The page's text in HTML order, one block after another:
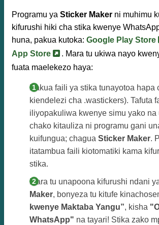
Programu ya Sticker Maker ni muhimu
kifurushi hiki cha stika kwenye
huna, pakua kutoka: Google Play Store
App Store
. Mara tu ukiwa nayo
fuata maelekezo haya:
Pakua faili ya stika tunayotoa hapa
kiendelezi cha .wastickers). Tafuta
iliyopakuliwa kwenye simu yako na
chako kitauliza ni programu gani
kuifungua; chagua Sticker Maker.
itatambua faili kiotomatiki kama
stika.
Mara tu unapoona kifurushi ndani
Maker, bonyeza tu kitufe
kwenye Maktaba Yangu”, kisha
WhatsApp" na tayari! Stika zako